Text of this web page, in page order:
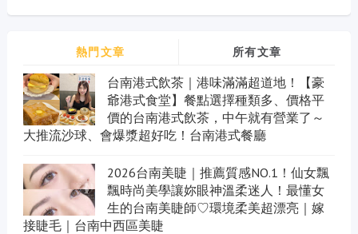
熱門文章 所有文章
台南港式飲茶｜港味滿滿超道地！【豪
爺港式食堂】餐點選擇種類多、價格平
價的台南港式飲茶，中午就有營業了～
大推流沙球、會爆漿超好吃！台南港式餐廳
2026台南美睫｜推薦質感NO.1！仙女飄
飄時尚美學讓妳眼神溫柔迷人！最懂女
生的台南美睫師♡環境柔美超漂亮｜嫁
接睫毛｜台南中西區美睫